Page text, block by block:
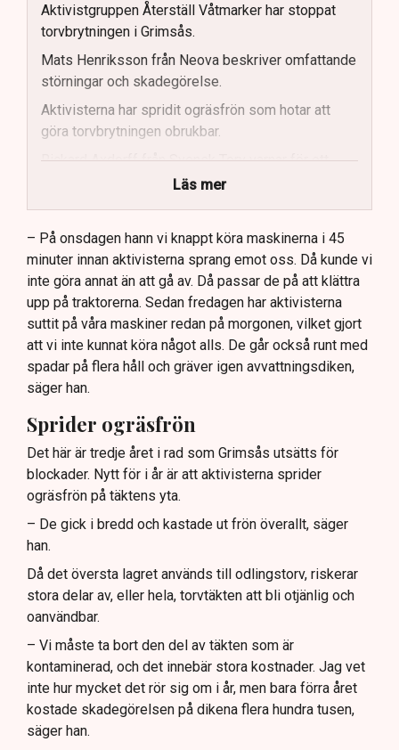
Aktivistgruppen Återställ Våtmarker har stoppat
torvbrytningen i Grimsås.
Mats Henriksson från Neova beskriver omfattande
störningar och skadegörelse.
Aktivisterna har spridit ogräsfrön som hotar att
göra torvbrytningen obrukbar.
Rickard Axdorff från Svensk Torv varnar för ett
stort ekonomiskt sabotage.
Dialogpolisen på plats står maktlös inför
aktivisternas handlingar.
Frågor kvarstår om finansiering av illegal aktivism.
Läs mer
– På onsdagen hann vi knappt köra maskinerna i 45
minuter innan aktivisterna sprang emot oss. Då kunde vi
inte göra annat än att gå av. Då passar de på att klättra
upp på traktorerna. Sedan fredagen har aktivisterna
suttit på våra maskiner redan på morgonen, vilket gjort
att vi inte kunnat köra något alls. De går också runt med
spadar på flera håll och gräver igen avvattningsdiken,
säger han.
Sprider ogräsfrön
Det här är tredje året i rad som Grimsås utsätts för
blockader. Nytt för i år är att aktivisterna sprider
ogräsfrön på täktens yta.
– De gick i bredd och kastade ut frön överallt, säger
han.
Då det översta lagret används till odlingstorv, riskerar
stora delar av, eller hela, torvtäkten att bli otjänlig och
oanvändbar.
– Vi måste ta bort den del av täkten som är
kontaminerad, och det innebär stora kostnader. Jag vet
inte hur mycket det rör sig om i år, men bara förra året
kostade skadegörelsen på dikena flera hundra tusen,
säger han.